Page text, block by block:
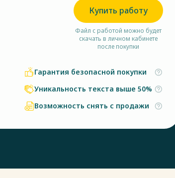
Купить работу
Файл с работой можно будет
скачать в личном кабинете
после покупки
Гарантия безопасной покупки
Уникальность текста выше 50%
Возможность снять с продажи